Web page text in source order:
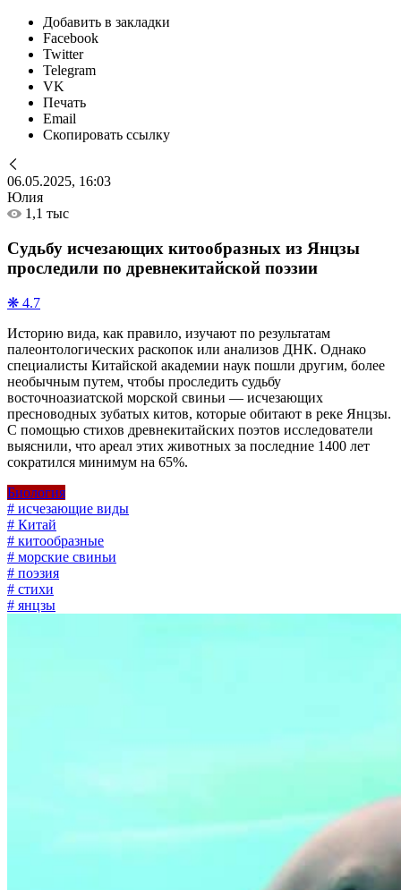
Добавить в закладки
Facebook
Twitter
Telegram
VK
Печать
Email
Скопировать ссылку
06.05.2025, 16:03
Юлия
1,1 тыс
Судьбу исчезающих китообразных из Янцзы
проследили по древнекитайской поэзии
❋ 4.7
Историю вида, как правило, изучают по результатам
палеонтологических раскопок или анализов ДНК. Однако
специалисты Китайской академии наук пошли другим, более
необычным путем, чтобы проследить судьбу
восточноазиатской морской свиньи — исчезающих
пресноводных зубатых китов, которые обитают в реке Янцзы.
С помощью стихов древнекитайских поэтов исследователи
выяснили, что ареал этих животных за последние 1400 лет
сократился минимум на 65%.
Биология
# исчезающие виды
# Китай
# китообразные
# морские свиньи
# поэзия
# стихи
# янцзы